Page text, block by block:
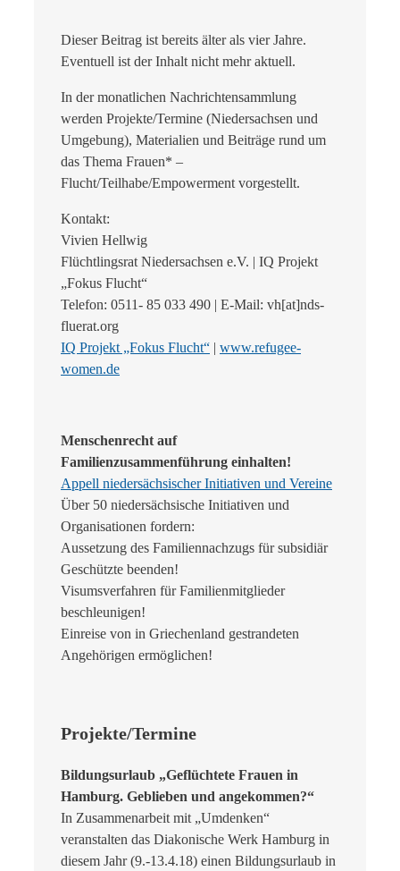
Dieser Beitrag ist bereits älter als vier Jahre.
Eventuell ist der Inhalt nicht mehr aktuell.
In der monatlichen Nachrichtensammlung
werden Projekte/Termine (Niedersachsen und
Umgebung), Materialien und Beiträge rund um
das Thema Frauen* –
Flucht/Teilhabe/Empowerment vorgestellt.
Kontakt:
Vivien Hellwig
Flüchtlingsrat Niedersachsen e.V. | IQ Projekt
„Fokus Flucht“
Telefon: 0511- 85 033 490 | E-Mail: vh[at]nds-
fluerat.org
IQ Projekt „Fokus Flucht“ | www.refugee-
women.de
Menschenrecht auf
Familienzusammenführung einhalten!
Appell niedersächsischer Initiativen und Vereine
Über 50 niedersächsische Initiativen und
Organisationen fordern:
Aussetzung des Familiennachzugs für subsidiär
Geschützte beenden!
Visumsverfahren für Familienmitglieder
beschleunigen!
Einreise von in Griechenland gestrandeten
Angehörigen ermöglichen!
Projekte/Termine
Bildungsurlaub „Geflüchtete Frauen in
Hamburg. Geblieben und angekommen?“
In Zusammenarbeit mit „Umdenken“
veranstalten das Diakonische Werk Hamburg in
diesem Jahr (9.-13.4.18) einen Bildungsurlaub in